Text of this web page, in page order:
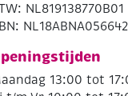
NL819138770B01
13:00 tot